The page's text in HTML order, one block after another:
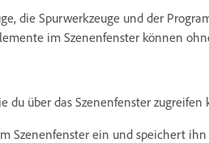
die Spurwerkzeuge und der
im Szenenfenster können
über das Szenenfenster zugreifen
Szenenfenster ein und speichert